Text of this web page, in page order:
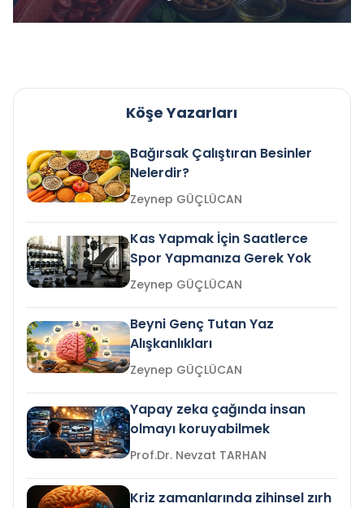
Köşe Yazarları
Bağırsak Çalıştıran Besinler
Nelerdir?
Zeynep GÜÇLÜCAN
Kas Yapmak İçin Saatlerce
Spor Yapmanıza Gerek Yok
Zeynep GÜÇLÜCAN
Beyni Genç Tutan Yaz
Alışkanlıkları
Zeynep GÜÇLÜCAN
Yapay zeka çağında insan
olmayı koruyabilmek
Prof.Dr. Nevzat TARHAN
Kriz zamanlarında zihinsel zırh